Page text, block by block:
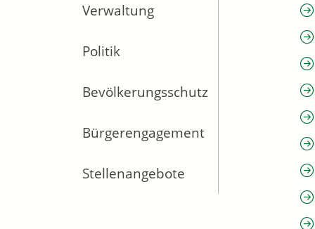
Verwaltung
Politik
Bevölkerungsschutz
Bürgerengagement
Stellenangebote